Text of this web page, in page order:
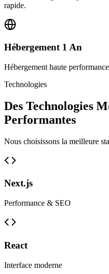
rapide.
Hébergement 1 An
Hébergement haute
Technologies
Des Technologies
Performantes
Nous choisissons la meilleure
Next.js
Performance & SEO
React
Interface moderne